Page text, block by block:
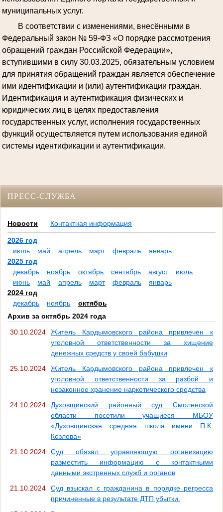
муниципальных услуг.
В соответствии с изменениями, внесёнными в
Федеральный закон № 59-ФЗ «О порядке рассмотрения
обращений граждан Российской Федерации»,
вступившими в силу 30.03.2025, обязательным условием
для принятия обращений граждан является обеспечение
ими идентификации и (или) аутентификации граждан.
Идентификация и аутентификация физических и
юридических лиц в целях предоставления
государственных услуг, исполнения государственных
функций осуществляется путем использования единой
системы идентификации и аутентификации.
ПРЕСС-СЛУЖБА
Новости Контактная информация
2026 год
июль
май апрель март февраль
январь
2025 год
декабрь
ноябрь октябрь сентябрь август
июль
июнь
май апрель март февраль
январь
2024 год
декабрь
ноябрь
октябрь
Архив за октябрь 2024 года
30.10.2024
Житель Кардымовского района привлечен к
уголовной ответственности за хищение
денежных средств у своей бабушки
25.10.2024
Житель Кардымовского района привлечен к
уголовной ответственности за разбой и
незаконное хранение наркотического средства
24.10.2024
Духовщинский районный суд Смоленской
области посетили учащиеся МБОУ
«Духовщинская средняя школа имени П.К.
Козлова»
21.10.2024
Суд обязал управляющую организацию
разместить информацию с контактными
данными экстренных служб и органов
21.10.2024
Суд взыскал с гражданина в порядке регресса
причиненные в результате ДТП убытки.